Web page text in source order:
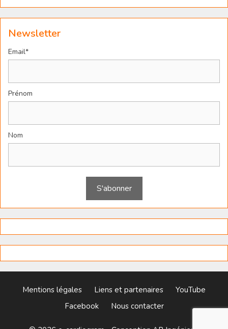
Newsletter
Email*
Prénom
Nom
Mentions légales Liens et partenaires
YouTube
Facebook
Nous contacter